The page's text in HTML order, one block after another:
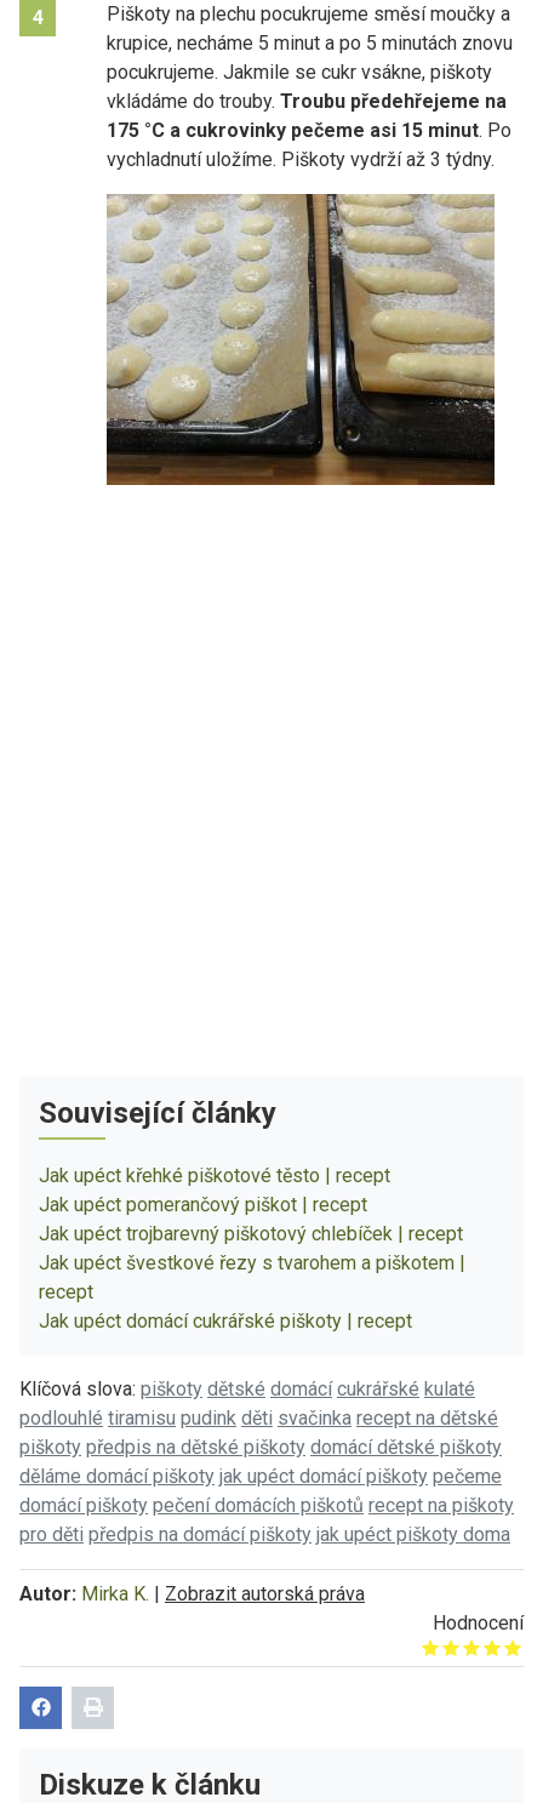
4
Piškoty na plechu pocukrujeme směsí moučky a
krupice, necháme 5 minut a po 5 minutách znovu
pocukrujeme. Jakmile se cukr vsákne, piškoty
vkládáme do trouby. Troubu předehřejeme na
175 °C a cukrovinky pečeme asi 15 minut. Po
vychladnutí uložíme. Piškoty vydrží až 3 týdny.
Související články
Jak upéct křehké piškotové těsto | recept
Jak upéct pomerančový piškot | recept
Jak upéct trojbarevný piškotový chlebíček | recept
Jak upéct švestkové řezy s tvarohem a piškotem |
recept
Jak upéct domácí cukrářské piškoty | recept
Klíčová slova: piškoty dětské domácí cukrářské kulaté
podlouhlé tiramisu pudink děti svačinka recept na dětské
piškoty předpis na dětské piškoty domácí dětské piškoty
děláme domácí piškoty jak upéct domácí piškoty pečeme
domácí piškoty pečení domácích piškotů recept na piškoty
pro děti předpis na domácí piškoty jak upéct piškoty doma
Autor: Mirka K. | Zobrazit autorská práva
Hodnocení
Give it 1/5
Give it 2/5
Give it 3/5
Give it 4/5
Give it 5/5
Diskuze k článku